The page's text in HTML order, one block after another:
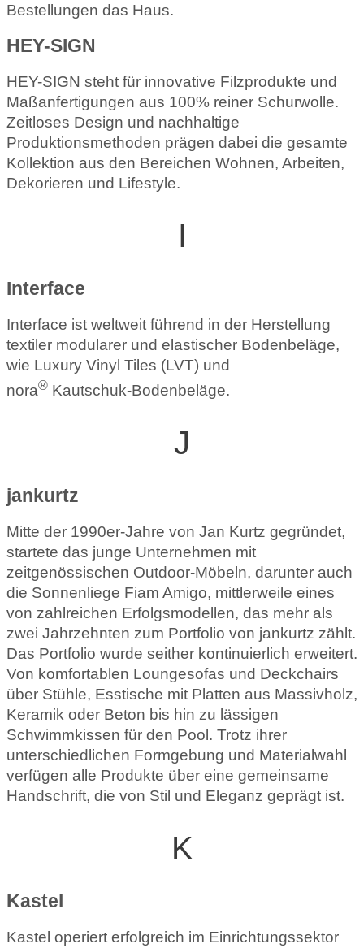
Bestellungen das Haus.
HEY-SIGN
HEY-SIGN steht für innovative Filzprodukte und
Maßanfertigungen aus 100% reiner Schurwolle.
Zeitloses Design und nachhaltige
Produktionsmethoden prägen dabei die gesamte
Kollektion aus den Bereichen Wohnen, Arbeiten,
Dekorieren und Lifestyle.
I
Interface
Interface ist weltweit führend in der Herstellung
textiler modularer und elastischer Bodenbeläge,
wie Luxury Vinyl Tiles (LVT) und
nora® Kautschuk-Bodenbeläge.
J
jankurtz
Mitte der 1990er-Jahre von Jan Kurtz gegründet,
startete das junge Unternehmen mit
zeitgenössischen Outdoor-Möbeln, darunter auch
die Sonnenliege Fiam Amigo, mittlerweile eines
von zahlreichen Erfolgsmodellen, das mehr als
zwei Jahrzehnten zum Portfolio von jankurtz zählt.
Das Portfolio wurde seither kontinuierlich erweitert.
Von komfortablen Loungesofas und Deckchairs
über Stühle, Esstische mit Platten aus Massivholz,
Keramik oder Beton bis hin zu lässigen
Schwimmkissen für den Pool. Trotz ihrer
unterschiedlichen Formgebung und Materialwahl
verfügen alle Produkte über eine gemeinsame
Handschrift, die von Stil und Eleganz geprägt ist.
K
Kastel
Kastel operiert erfolgreich im Einrichtungssektor